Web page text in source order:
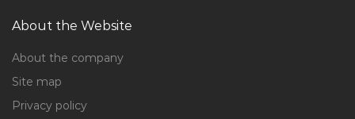
About the Website
About the company
Site map
Privacy policy